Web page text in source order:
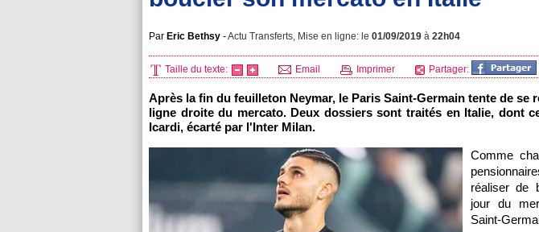
Par Eric Bethsy -Actu Transferts, Mise en ligne: le 01/09/2019 à 22h04
Taille du texte: Email Imprimer Partager:
Après la fin du feuilleton Neymar, le Paris Saint-Germain tente de se
ligne droite du mercato. Deux dossiers sont traités en Italie, dont
Icardi, écarté par l'Inter Milan.
Comme
réaliser de
jour du
Saint-